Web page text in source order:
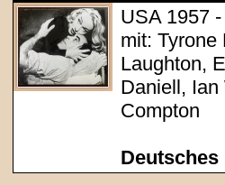
USA 1957
mit: Tyrone
Laughton,
Daniell, Ian
Compton